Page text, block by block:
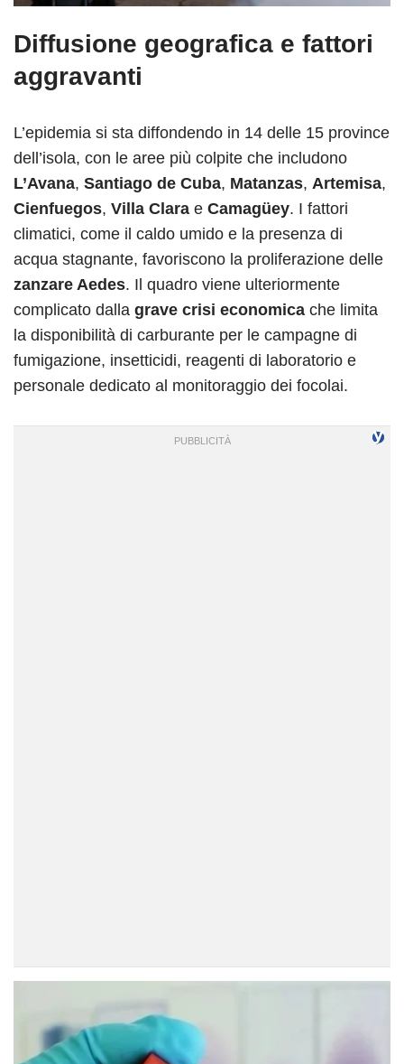
Diffusione geografica e fattori
aggravanti
L’epidemia si sta diffondendo in 14 delle 15 province
dell’isola, con le aree più colpite che includono
L’Avana, Santiago de Cuba, Matanzas, Artemisa,
Cienfuegos, Villa Clara e Camagüey. I fattori
climatici, come il caldo umido e la presenza di
acqua stagnante, favoriscono la proliferazione delle
zanzare Aedes. Il quadro viene ulteriormente
complicato dalla grave crisi economica che limita
la disponibilità di carburante per le campagne di
fumigazione, insetticidi, reagenti di laboratorio e
personale dedicato al monitoraggio dei focolai.